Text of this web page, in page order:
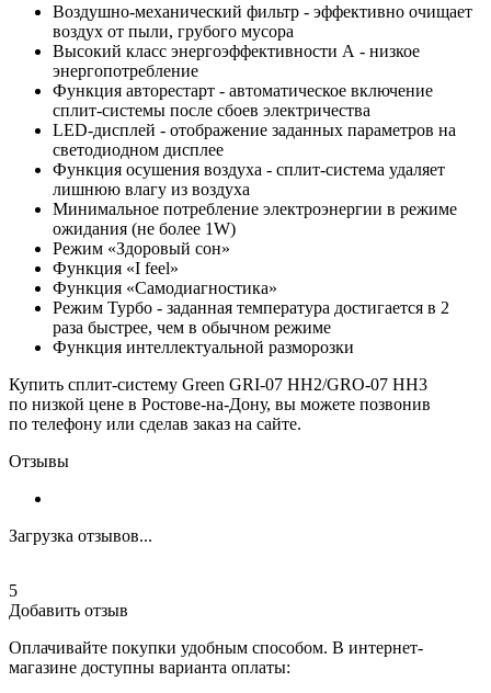
Воздушно-механический фильтр - эффективно очищает
воздух от пыли, грубого мусора
Высокий класс энергоэффективности А - низкое
энергопотребление
Функция авторестарт - автоматическое включение
сплит-системы после сбоев электричества
LED-дисплей - отображение заданных параметров на
светодиодном дисплее
Функция осушения воздуха - сплит-система удаляет
лишнюю влагу из воздуха
Минимальное потребление электроэнергии в режиме
ожидания (не более 1W)
Режим «Здоровый сон»
Функция «I feel»
Функция «Самодиагностика»
Режим Турбо - заданная температура достигается в 2
раза быстрее, чем в обычном режиме
Функция интеллектуальной разморозки
Купить сплит-систему Green GRI-07 HH2/GRO-07 HH3
по низкой цене в Ростове-на-Дону, вы можете позвонив
по телефону или сделав заказ на сайте.
Отзывы
Загрузка отзывов...
5
Добавить отзыв
Оплачивайте покупки удобным способом. В интернет-
магазине доступны варианта оплаты: